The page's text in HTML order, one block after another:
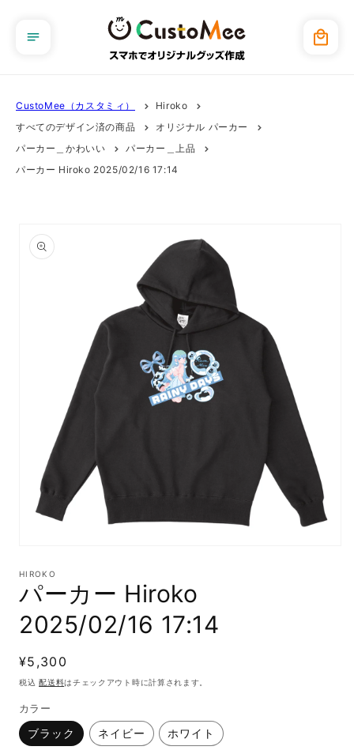
進む
ー
CustoMee（カスタミィ）
Hiroko
すべてのデザイン済の商品
オリジナル パーカー
パーカー＿かわいい
パーカー＿上品
パーカー Hiroko 2025/02/16 17:14
報にス
キップ
ダ
ル
メ
デ
ア
(1)
開
く
HIROKO
パーカー Hiroko
2025/02/16 17:14
通
常
格
¥5,300
税込配送料はチェックアウト時に計算されます。
カラー
ブラック ネイビー ホワイト